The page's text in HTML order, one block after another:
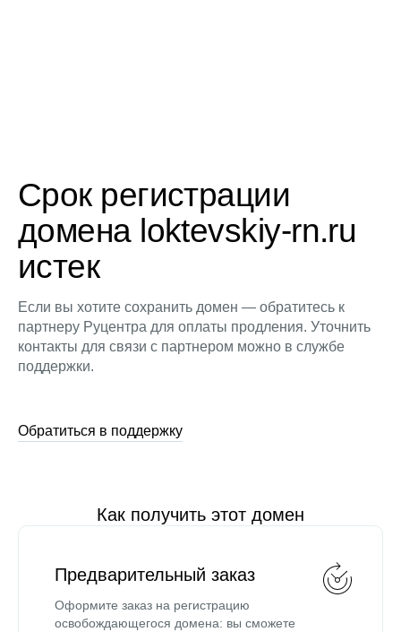
Срок регистрации
домена loktevskiy-rn.ru
истек
Если вы хотите сохранить домен — обратитесь к
партнеру Руцентра для оплаты продления. Уточнить
контакты для связи с партнером можно в службе
поддержки.
Обратиться в поддержку
Как получить этот домен
Предварительный заказ
Оформите заказ на регистрацию
освобождающегося домена: вы сможете